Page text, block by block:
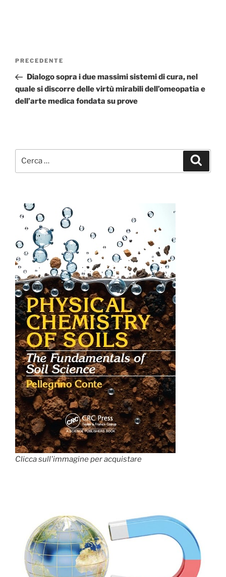
Navigazione
Articolo
precedente:
PRECEDENTE
Dialogo sopra i due massimi sistemi di cura, nel
quale si discorre delle virtù mirabili dell’omeopatia e
dell’arte medica fondata su prove
Clicca sull'immagine per acquistare